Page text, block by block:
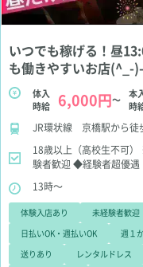
いつでも稼げる！昼
も働きやすいお店
体入
時給
6,000円～
本
時
JR環状線 京橋駅から
18歳以上（高校生不可）
験者歓迎 ◆経験者超優遇
接、即日体入OK
入店大歓迎
13時～
体験入店あり 未経験者歓迎
日払いOK・週払いOK
週１
送りあり
レンタルドレス